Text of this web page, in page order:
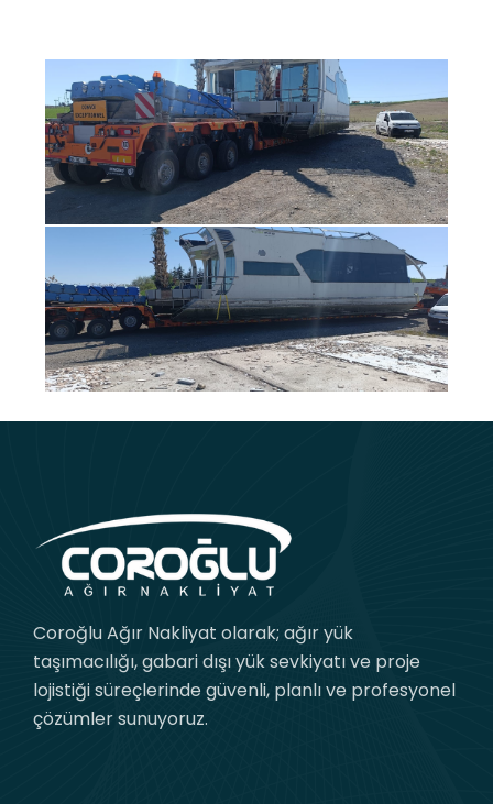
Coroğlu Ağır Nakliyat olarak; ağır yük
taşımacılığı, gabari dışı yük sevkiyatı ve proje
lojistiği süreçlerinde güvenli, planlı ve profesyonel
çözümler sunuyoruz.